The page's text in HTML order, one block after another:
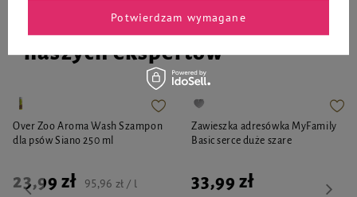
Zaufane i polecane przez
naszych ekspertów
Over Zoo Aroma Wash Szampon
dla psów Siano 250 ml
23,99 zł 95,96 zł / l
Zawieszka adresówka MyFamily
Basic serce duże szare
33,99 zł
Potwierdzam wymagane